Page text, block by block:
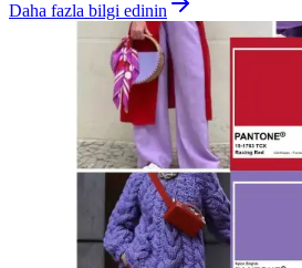
Daha fazla bilgi edinin